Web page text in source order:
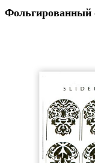
Фольгированный